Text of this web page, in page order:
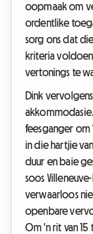
oopmaak om
ordentlike
sorg ons dat
kriteria
vertonings te
Dink
feesganger om
in die hartjie
duur en baie
soos
verwaarloos
openbare
Om 'n rit van